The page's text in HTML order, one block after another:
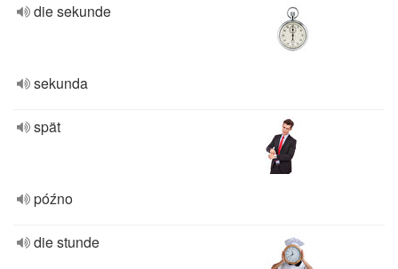
die sekunde
sekunda
spät
późno
die stunde